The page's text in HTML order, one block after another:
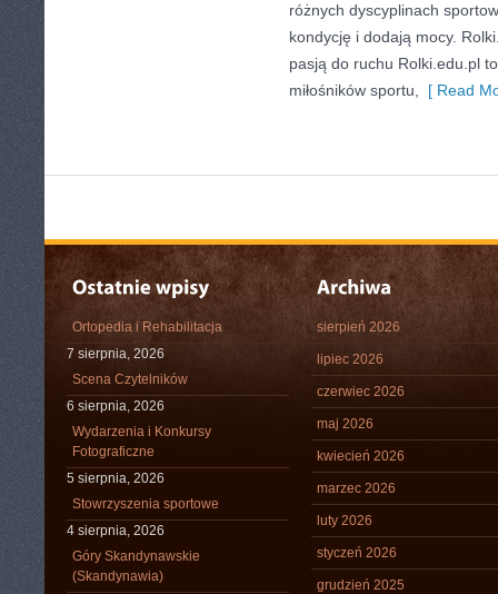
różnych dyscyplinach
kondycję i dodają mocy.
pasją do ruchu Rolki.edu.pl
miłośników sportu,
[ Read
Ortopedia i Rehabilitacja
7 sierpnia, 2026
Scena Czytelników
6 sierpnia, 2026
Wydarzenia i Konkursy
Fotograficzne
5 sierpnia, 2026
Stowrzyszenia sportowe
4 sierpnia, 2026
Góry Skandynawskie
(Skandynawia)
sierpień 2026
lipiec 2026
czerwiec 2026
maj 2026
kwiecień 2026
marzec 2026
luty 2026
styczeń 2026
grudzień 2025